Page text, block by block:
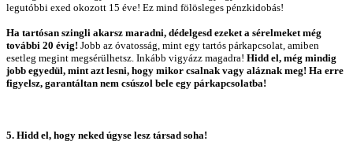
legutóbbi exed okozott 15 éve! Ez mind fölösleges pénzkidobás!
Ha tartósan szingli akarsz maradni, dédelgesd ezeket a sérelmeket még
további 20 évig! Jobb az óvatosság, mint egy tartós párkapcsolat, amiben
esetleg megint megsérülhetsz. Inkább vigyázz magadra! Hidd el, még mindig
jobb egyedül, mint azt lesni, hogy mikor csalnak vagy aláznak meg! Ha erre
figyelsz, garantáltan nem csúszol bele egy párkapcsolatba!
5. Hidd el, hogy neked úgyse lesz társad soha!